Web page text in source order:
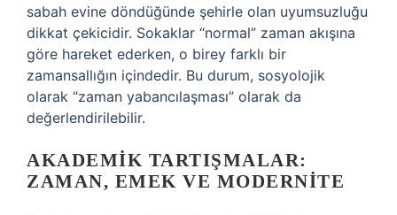
sabah evine döndüğünde şehirle olan uyumsuzluğu
dikkat çekicidir. Sokaklar “normal” zaman akışına
göre hareket ederken, o birey farklı bir
zamansallığın içindedir. Bu durum, sosyolojik
olarak “zaman yabancılaşması” olarak da
değerlendirilebilir.
AKADEMIK TARTIŞMALAR:
ZAMAN, EMEK VE MODERNITE